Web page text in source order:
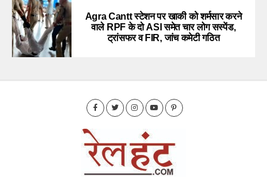
Agra Cantt स्टेशन पर खाकी को शर्मसार करने
वाले RPF के दो ASI समेत चार लोग सस्पेंड,
ट्रांसफर व FIR, जांच कमेटी गठित